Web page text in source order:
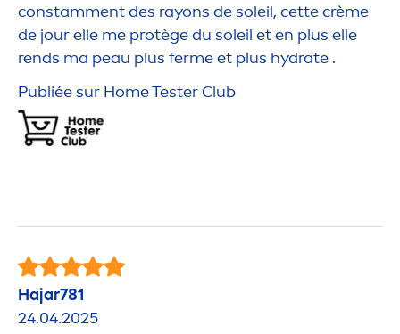
constamment des rayons de soleil, cette crème
de jour elle me protège du soleil et en plus elle
rends ma peau plus ferme et plus hydrate .
Publiée sur Home Tester Club
Hajar781
24.04.2025